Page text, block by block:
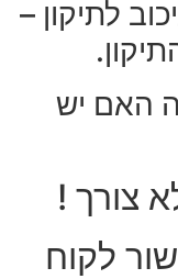
לתיקון –
האם יש
צורך !
לקוח